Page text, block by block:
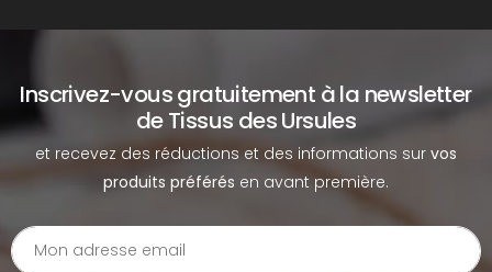
Inscrivez-vous gratuitement à la newsletter
de Tissus des Ursules
et recevez des réductions et des informations sur vos
produits préférés en avant première.